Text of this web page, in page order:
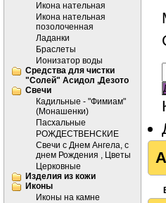
Икона нательная
Икона нательная
позолоченная
Ладанки
Браслеты
Ионизатор воды
Средства для чистки
"Солей" Асидол ,Дезото
Cвечи
Кадильные - "Фимиам"
(Монашенки)
Пасхальные
РОЖДЕСТВЕНСКИЕ
Свечи с Днем Ангела, с
днем Рождения , Цветы
Церковные
Изделия из кожи
Иконы
Иконы на камне